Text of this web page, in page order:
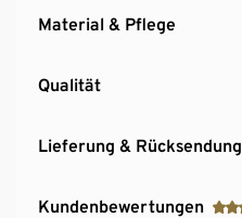
Material & Pflege
Qualität
Lieferung & Rücksendung
Kundenbewertungen